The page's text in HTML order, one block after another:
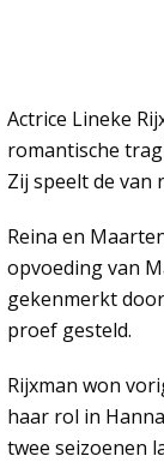
Actrice Lineke
romantische
Zij speelt de van
Reina en
opvoeding van
gekenmerkt
proef gesteld.
Rijxman won
haar rol in
twee seizoenen